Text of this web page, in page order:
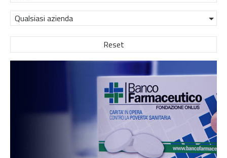
Qualsiasi azienda
Reset